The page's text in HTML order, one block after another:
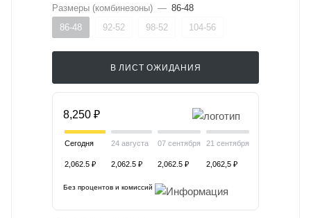
Размеры (комбинезоны) — 86-48
86-48
92-52 98-52 104-56
В ЛИСТ ОЖИДАНИЯ
8,250 ₽
Сегодня
2,062.5 ₽
24 августа
2,062.5 ₽
07 сентября
2,062.5 ₽
21 сентября
2,062,5 ₽
Без процентов и комиссий